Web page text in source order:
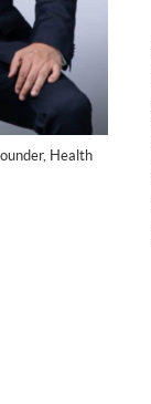
Health